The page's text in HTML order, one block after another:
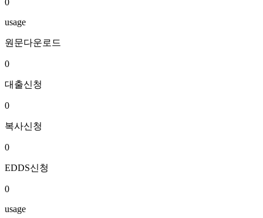
0
usage
원문다운로드
0
대출신청
0
복사신청
0
EDDS신청
0
usage